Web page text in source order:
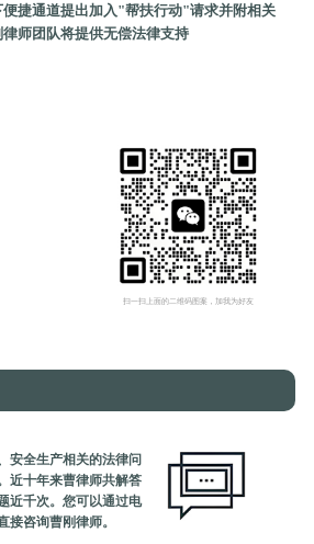
便捷通道提出加入"帮扶行动"请求并附相关
师团队将提供无偿法律支持
扫一扫上面的二维码图案，加我为好友
安全生产相关的法律问
近十年来曹律师共解答
近千次。您可以通过电
接咨询曹刚律师。